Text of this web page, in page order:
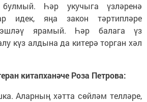
Һәр укучыга үзләренә
идек, яңа закон тәртипләре
эшләү ярамый. Һәр балага үз
күз алдына да китерә торган хәл
китапханәче Роза Петрова:
Аларның хәтта сөйләм телләре,